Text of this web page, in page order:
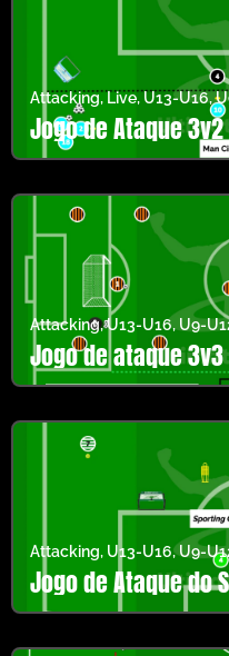
Attacking,Live,U13-U16,
Jogo de Ataque
Attacking,U13-U16,U9-
Jogo de ataque
Attacking, U13-U16,U9-
Jogo de Ataque do